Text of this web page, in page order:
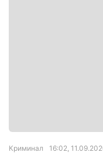
Криминал 16:02,